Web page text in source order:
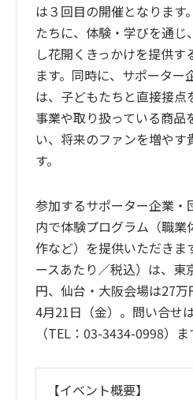
は３回目の開催となります
たちに、体験・学びを通
し花開くきっかけを提供
ます。同時に、サポーター
は、子どもたちと直接接点
事業や取り扱っている商品
い、将来のファンを増やす
す。
参加するサポーター企業・
内で体験プログラム（職業
作など）を提供いただきま
ースあたり／税込）は、東
円、仙台・大阪会場は27
4月21日（金）。問い合せ
（TEL：03-3434-0998）ま
【イベント概要】